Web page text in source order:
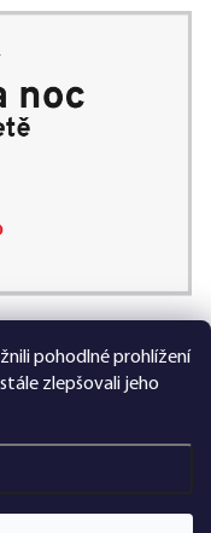
pohodlné prohlížení
zlepšovali jeho
zákazníků